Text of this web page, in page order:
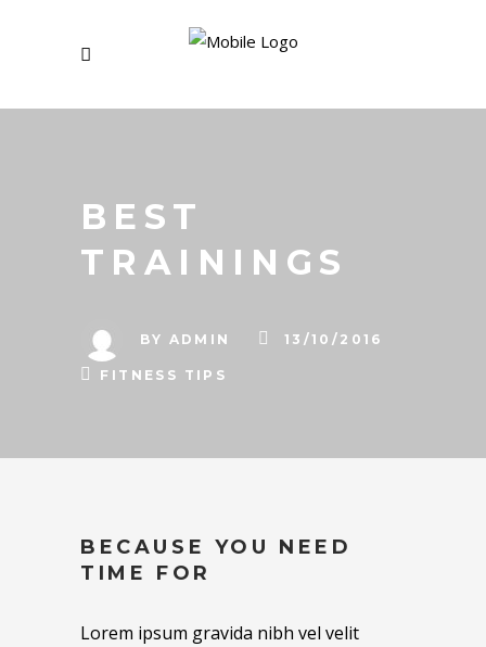
BEST
TRAININGS
BY ADMIN 13/10/2016
FITNESS TIPS
BECAUSE YOU NEED
TIME FOR
Lorem ipsum gravida nibh vel velit